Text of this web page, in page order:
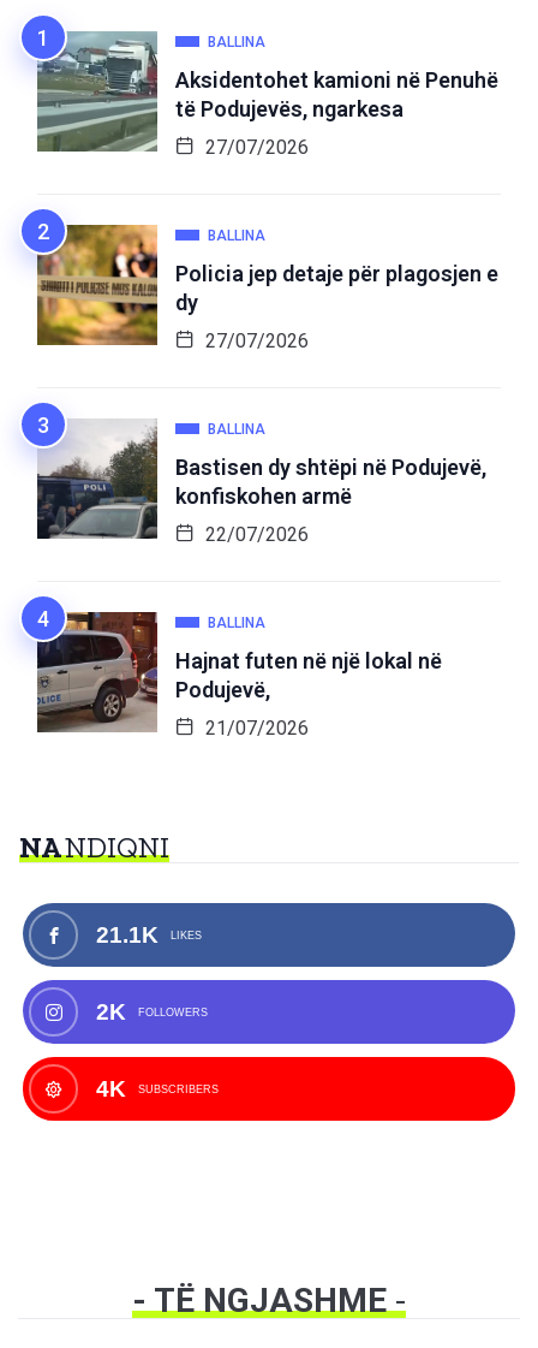
BALLINA
Aksidentohet kamioni në Penuhë
të Podujevës, ngarkesa
27/07/2026
BALLINA
Policia jep detaje për plagosjen e
dy
27/07/2026
BALLINA
Bastisen dy shtëpi në Podujevë,
konfiskohen armë
22/07/2026
BALLINA
Hajnat futen në një lokal në
Podujevë,
21/07/2026
NANDIQNI
21.1K LIKES
2K FOLLOWERS
4K SUBSCRIBERS
- TË NGJASHME-